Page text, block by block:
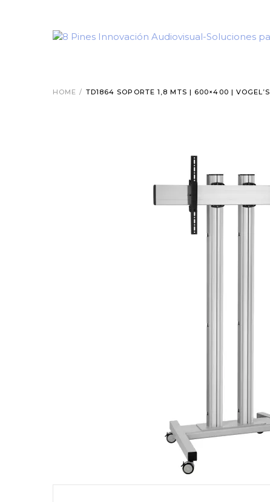
HOME / TD1864 SOPORTE 1,8 MTS | 600×400 | VOGEL’S